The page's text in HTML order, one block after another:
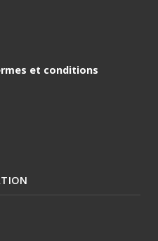
et conditions